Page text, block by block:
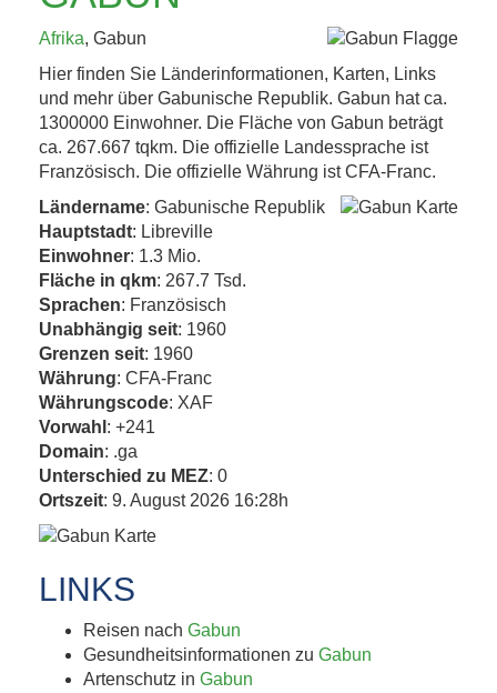
KAFFEEHAUSKULTUR,
K.U.K.-ERBE UND
TRÜFFEL 4. BIS 8....
Jetzt entdecken!
Afrika, Gabun
Hier finden Sie Länderinformationen, Karten, Links
und mehr über Gabunische Republik. Gabun hat ca.
1300000 Einwohner. Die Fläche von Gabun beträgt
ca. 267.667 tqkm. Die offizielle Landessprache ist
Französisch. Die offizielle Währung ist CFA-Franc.
Ländername: Gabunische Republik
Hauptstadt: Libreville
Einwohner: 1.3 Mio.
Fläche in qkm: 267.7 Tsd.
Sprachen: Französisch
Unabhängig seit: 1960
Grenzen seit: 1960
Währung: CFA-Franc
Währungscode: XAF
Vorwahl : +241
Domain: .ga
Unterschied zu MEZ: 0
Ortszeit: 9. August 2026 16:28h
LINKS
Reisen nach Gabun
Gesundheitsinformationen zu Gabun
Artenschutz in Gabun